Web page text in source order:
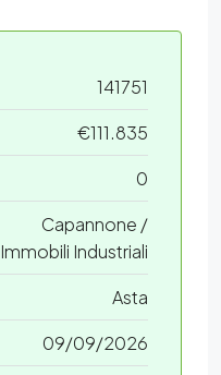
141751
€111.835
0
Capannone /
Immobili Industriali
Asta
09/09/2026